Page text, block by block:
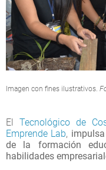
Imagen con fines ilustrativos.
El Tecnológico de
Emprende Lab,
de la formación
habilidades